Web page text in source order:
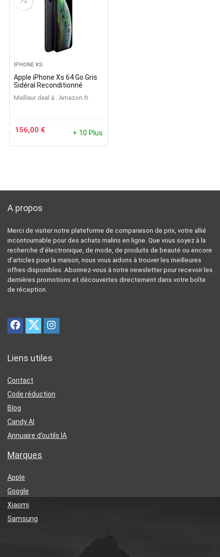
IPHONE XS
Apple iPhone Xs 64 Go Gris
Sidéral Reconditionné
Meilleur deal à : Amazon.fr
156,00 € + 10 Plus
A propos
Merci de visiter notre plateforme de comparaison de prix, votre allié
incontournable pour des achats malins en ligne. Que vous soyez à la
recherche d’électronique, de mode, de produits de beauté ou encore
d’articles pour la maison, nous vous aidons à trouver les meilleures
offres disponibles. Abonnez-vous à notre newsletter pour recevoir les
dernières promotions et découvertes directement dans votre boîte
de réception.
Liens utiles
Contact
Code réduction
Blog
Candy AI
Annuaire d’outils IA
Marques
Apple
Google
Xiaomi
Samsung